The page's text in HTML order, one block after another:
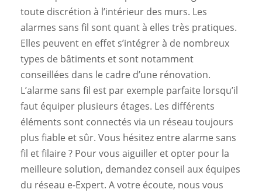
toute discrétion à l’intérieur des murs. Les
alarmes sans fil sont quant à elles très pratiques.
Elles peuvent en effet s’intégrer à de nombreux
types de bâtiments et sont notamment
conseillées dans le cadre d’une rénovation.
L’alarme sans fil est par exemple parfaite lorsqu’il
faut équiper plusieurs étages. Les différents
éléments sont connectés via un réseau toujours
plus fiable et sûr. Vous hésitez entre alarme sans
fil et filaire ? Pour vous aiguiller et opter pour la
meilleure solution, demandez conseil aux équipes
du réseau e-Expert. A votre écoute, nous vous